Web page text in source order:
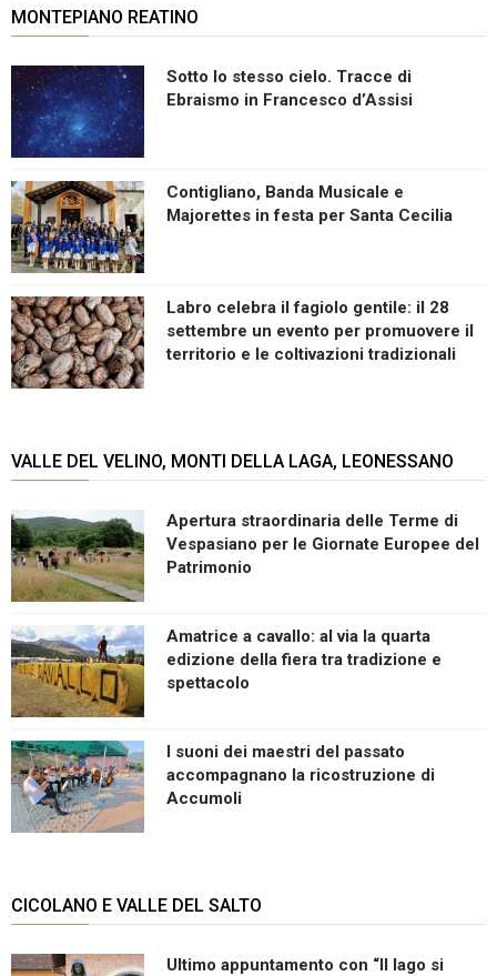
MONTEPIANO REATINO
Sotto lo stesso cielo. Tracce di
Ebraismo in Francesco d’Assisi
Contigliano, Banda Musicale e
Majorettes in festa per Santa Cecilia
Labro celebra il fagiolo gentile: il 28
settembre un evento per promuovere il
territorio e le coltivazioni tradizionali
VALLE DEL VELINO, MONTI DELLA LAGA, LEONESSANO
Apertura straordinaria delle Terme di
Vespasiano per le Giornate Europee del
Patrimonio
Amatrice a cavallo: al via la quarta
edizione della fiera tra tradizione e
spettacolo
I suoni dei maestri del passato
accompagnano la ricostruzione di
Accumoli
CICOLANO E VALLE DEL SALTO
Ultimo appuntamento con “Il lago si